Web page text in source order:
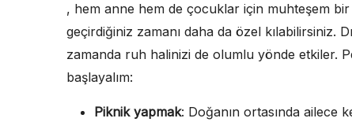
, hem anne hem de çocuklar için muhteşem bir
geçirdiğiniz zamanı daha da özel kılabilirsiniz.
zamanda ruh halinizi de olumlu yönde etkiler.
başlayalım:
Piknik yapmak: Doğanın ortasında ailece